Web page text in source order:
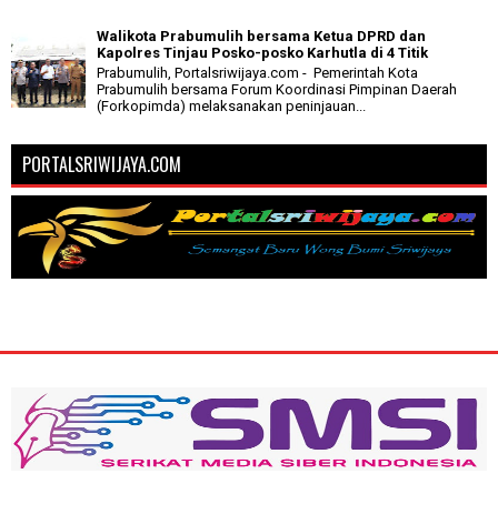
Walikota Prabumulih bersama Ketua DPRD dan
Kapolres Tinjau Posko-posko Karhutla di 4 Titik
Prabumulih, Portalsriwijaya.com - Pemerintah Kota
Prabumulih bersama Forum Koordinasi Pimpinan Daerah
(Forkopimda) melaksanakan peninjauan...
PORTALSRIWIJAYA.COM